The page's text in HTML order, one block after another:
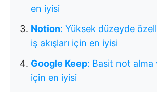
en iyisi
Notion: Yüksek düzeyde
iş akışları için en iyisi
Google Keep: Basit not alma
için en iyisi